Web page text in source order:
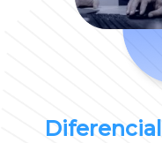
Diferencial